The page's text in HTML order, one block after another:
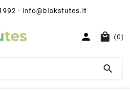
- info@blakstutes.lt
  (0)
